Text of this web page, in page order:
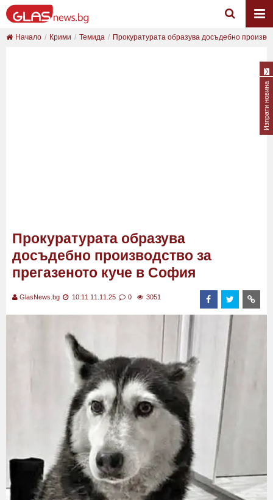
Начало Крими Темида Прокуратурата образува досъдебно
Прокуратурата образува
досъдебно производство за
прегазеното куче в София
GlasNews.bg 10:11 11.11.25 0 3051
Изпрати новина